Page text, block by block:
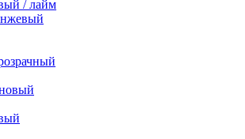
/ лайм